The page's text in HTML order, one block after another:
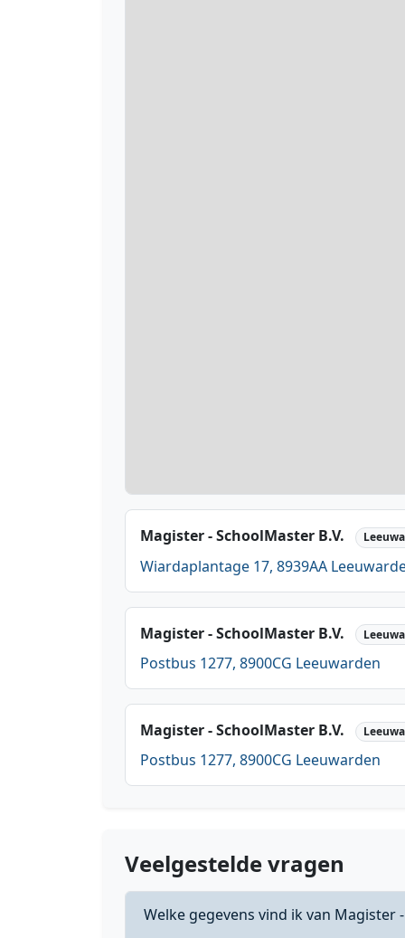
Magister - SchoolMaster B.V.
Wiardaplantage 17, 8939AA
Magister - SchoolMaster B.V.
Postbus 1277, 8900CG Leeuwarden
Magister - SchoolMaster B.V.
Postbus 1277, 8900CG Leeuwarden
Veelgestelde vragen
Welke gegevens vind ik van Magister